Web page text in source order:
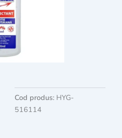
Cod produs: HYG-
516114